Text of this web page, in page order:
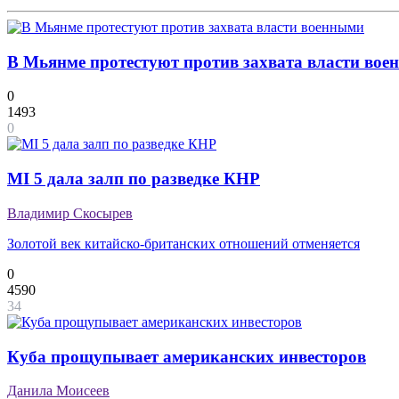
В Мьянме протестуют против захвата власти
0
1493
0
MI 5 дала залп по разведке КНР
Владимир Скосырев
Золотой век китайско-британских отношений отменяется
0
4590
34
Куба прощупывает американских инвесторов
Данила Моисеев